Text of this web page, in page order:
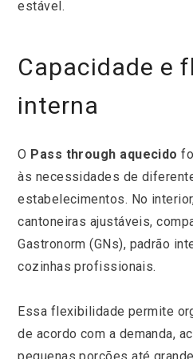
estável.
Capacidade e
interna
O Pass through aquecido
às necessidades de
estabelecimentos. No
cantoneiras ajustáveis,
Gastronorm (GNs), padrão
cozinhas profissionais.
Essa flexibilidade permite
de acordo com a demanda,